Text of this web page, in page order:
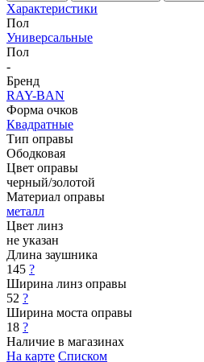
Характеристики
Пол
Универсальные
Пол
-
Бренд
RAY-BAN
Форма очков
Квадратные
Тип оправы
Ободковая
Цвет оправы
черный/золотой
Материал оправы
металл
Цвет линз
не указан
Длина заушника
145 ?
Ширина линз оправы
52 ?
Ширина моста оправы
18 ?
Наличие в магазинах
На карте Списком